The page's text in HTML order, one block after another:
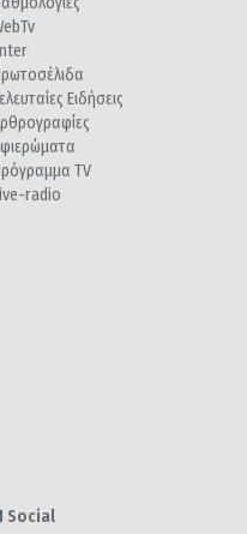
Ειδήσεις
TV
radio
Social